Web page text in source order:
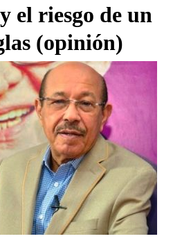
el riesgo de un
(opinión)